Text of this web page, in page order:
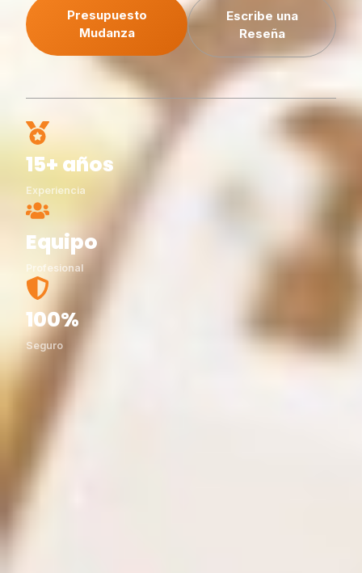
Presupuesto
Mudanza
Escribe una
Reseña
15+ años
Experiencia
Equipo
Profesional
100%
Seguro